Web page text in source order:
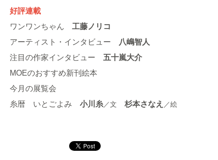
好評連載
ワンワンちゃん 工藤ノリコ
アーティスト・インタビュー
八嶋智人
注目の作家インタビュー 五十嵐大介
MOEのおすすめ新刊絵本
今月の展覧会
糸暦 いとごよみ 小川糸／文 杉本さなえ ／絵